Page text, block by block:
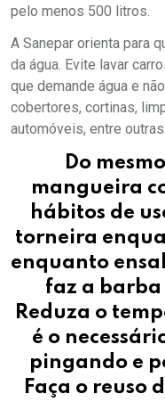
pelo menos 500 litros.
A Sanepar orienta para
da água. Evite lavar
que demande água e
cobertores, cortinas,
automóveis, entre outras.
Do
mangueira
hábitos de
torneira
enquanto
faz a barba
Reduza o
é o
pingando e
Faça o reuso